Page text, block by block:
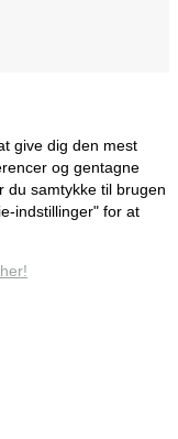
give dig den mest
og gentagne
du samtykke til brugen
indstillinger" for at
her!